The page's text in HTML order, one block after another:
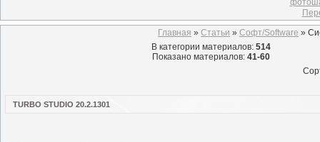
Главная » Статьи » Софт/Software »
В категории материалов: 514
Показано материалов: 41-60
TURBO STUDIO 20.2.1301